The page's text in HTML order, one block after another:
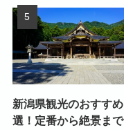
新潟県観光のおすす
選！定番から絶景まで